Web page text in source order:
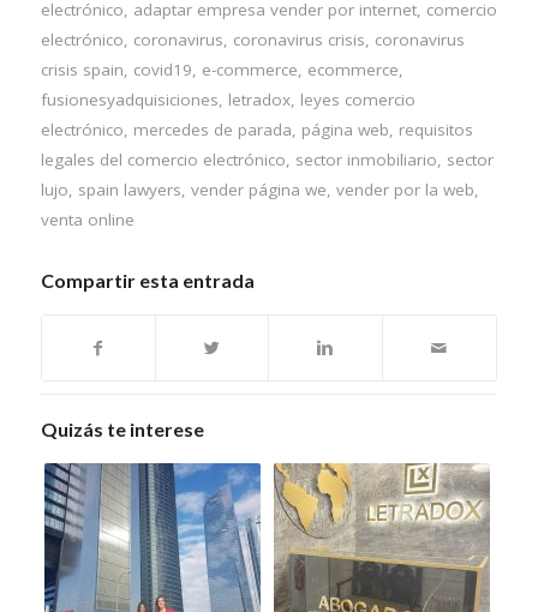
electrónico, adaptar empresa vender por internet, comercio
electrónico, coronavirus, coronavirus crisis, coronavirus
crisis spain, covid19, e-commerce, ecommerce,
fusionesyadquisiciones, letradox, leyes comercio
electrónico, mercedes de parada, página web, requisitos
legales del comercio electrónico, sector inmobiliario, sector
lujo, spain lawyers, vender página we, vender por la web,
venta online
Compartir esta entrada
Quizás te interese